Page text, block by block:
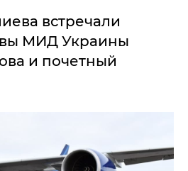
встречали
МИД Украины
и почетный